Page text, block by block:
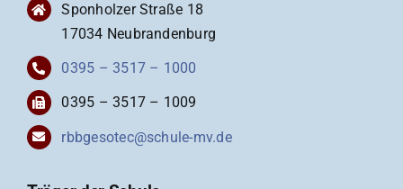
Sponholzer Straße 18
17034 Neubrandenburg
0395 – 3517 – 1000
0395 – 3517 – 1009
rbbgesotec@schule-mv.de